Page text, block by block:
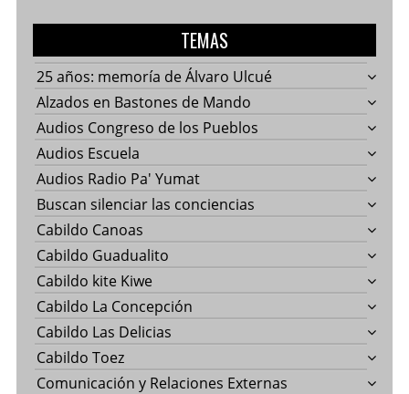
TEMAS
25 años: memoría de Álvaro Ulcué
Alzados en Bastones de Mando
Audios Congreso de los Pueblos
Audios Escuela
Audios Radio Pa' Yumat
Buscan silenciar las conciencias
Cabildo Canoas
Cabildo Guadualito
Cabildo kite Kiwe
Cabildo La Concepción
Cabildo Las Delicias
Cabildo Toez
Comunicación y Relaciones Externas